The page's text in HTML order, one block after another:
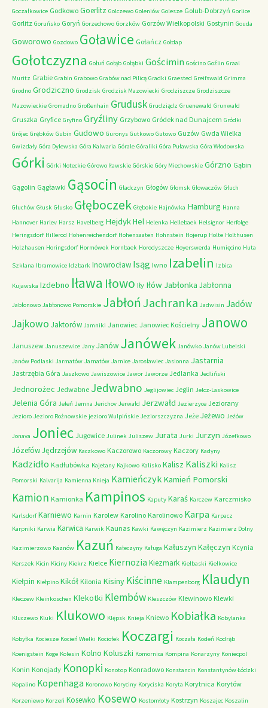
Goczałkowice Godkowo Goerlitz Golczewo Goleniów Golesze Golub-Dobrzyń Gorlice
Gorlitz Goruńsko Goryń Gorzechowo Gorzków Gorzów Wielkopolski Gostynin Gouda
Goworowo Gozdowo Goławice Gołańcz Gołdap
Gołotczyzna Gołuń Gołąb Gołąbki Gościmin Gościno Goźlin Graal
Muritz Grabie Grabin Grabowo Grabów nad Pilicą Gradki Graested Greifswald Grimma
Grodno Grodziczno Grodzisk Grodzisk Mazowiecki Grodziszcze Grodziszcze
Mazowieckie Gromadno Großenhain Grudusk Grudziądz Gruenewald Grunwald
Gruszka Gryfice Gryfino Gryźliny Grzybowo Gródek nad Dunajcem Gródki
Grójec Grębków Gubin Gudowo Guronys Gutkowo Gutowo Guzów Gwda Wielka
Gwizdały Góra Dylewska Góra Kalwaria Górale Góraliki Góra Puławska Góra Włodowska
Górki Górki Noteckie Górowo Iławskie Górskie Góry Miechowskie Górzno Gąbin
Gągolin Gągławki Gąsocin Gładczyn Głogów Głomsk Głowaczów Głuch
Głuchów Głusk Głusko Głęboczek Głębokie Hajnówka Hamburg Hanna
Hannover Harlev Harsz Havelberg HejdykHel Helenka Hellebaek Helsignor Herfolge
Heringsdorf Hillerod Hohenreichendorf Hohensaaten Hohnstein Hojerup Holte Holthusen
Holzhausen Horingsdorf Hormówek Hornbaek Horodyszcze Hoyerswerda Humięcino Huta
Szklana Ibramowice Idzbark Inowrocław Isąg Iwno Izabelin Izbica
Kujawska Izdebno Iława Iłowo Iły Iłów Jabłonka Jabłonna
Jabłonowo Jabłonowo Pomorskie JabłońJachranka Jadwisin Jadów
Jajkowo Jaktorów Jamniki Janowiec Janowiec Kościelny Janowo
Januszew Januszewice Jany Janów Janówek Janówko Janów Lubelski
Janów Podlaski Jarmatów Jarnatów Jarnice Jarosławiec Jasionna Jastarnia
Jastrzębia Góra Jaszkowo Jawiszowice Jawor Jaworze Jedlanka Jedliński
Jednorożec Jedwabne Jedwabno Jeglijowiec Jeglin Jelcz-Laskowice
Jelenia Góra Jeleń Jemna Jerichov Jerwałd Jerzwałd Jezierzyce Jeziorany
Jezioro Jezioro Rożnowskie jezioro Wulpińskie Jeziorszczyzna Jeże Jeżewo Jeżów
Jonava Joniec Jugowice Julinek Juliszew Jurata Jurki Jurzyn Józefkowo
JózefówJędrzejów Kaczkowo Kaczorowo Kaczorowy Kaczory Kadyny
Kadzidło Kadłubówka Kajetany Kajkowo Kalisko Kalisz Kaliszki Kalisz
Pomorski Kalvarija Kamienna Knieja Kamieńczyk Kamień Pomorski
Kamion Kamionka Kampinos Kaputy Karaś Karczew Karczmisko
Karlsdorf Karniewo Karnin Karolew Karolino Karolinowo Karpa Karpacz
Karpniki Karwia Karwica Karwik Kaunas Kawki Kawęczyn Kazimierz Kazimierz Dolny
Kazimierzowo Kaznów Kazuń Kałeczyny Kaługa Kałuszyn Kałęczyn Kcynia
Kerszek Kicin Kiciny Kiekrz Kielce Kiernozia Kiezmark Kiełbaski Kiełkowice
Kiełpin Kiełpino Kikół Kilonia Kisiny Kiścinne Klampenborg Klaudyn
Kleczew Kleinkoschen Klekotki Klembów Kleszczów Klewinowo Klewki
Kluczewo Kluki Klukowo Klępsk Knieja Kniewo Kobiałka Kobylanka
Kobyłka Kociesze Kocień Wielki Kociołek Koczargi Koczała Kodeń Kodrąb
Koenigstein Koge Kolesin Kolno Koluszki Komornica Kompina Konarzyny Koniecpol
Konin Konojady Konopki Konotop Konradowo Konstancin Konstantynów Łódzki
Kopalino Kopenhaga Koronowo Koryciny Koryciska Koryta Korytnica Korytów
Korzeniewo Korzeń Kosewko Kosewo Kostomłoty Kostrzyn Koszajec Koszalin